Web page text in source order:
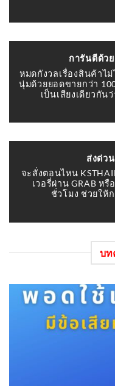
การันตีด้ว
หมดกังวลเรื่องสินค้าไ
นุ่มด้วยยอดขายกว่า
เป็นเสียงเดียวกัน
ส่งด่ว
จะสั่งตอนไหน
เวอรี่ผ่าน GRAB ห
ชั่วโมง ช่วยใ
บท